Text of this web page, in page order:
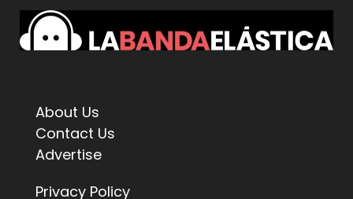
About Us
Contact Us
Advertise
Privacy Policy